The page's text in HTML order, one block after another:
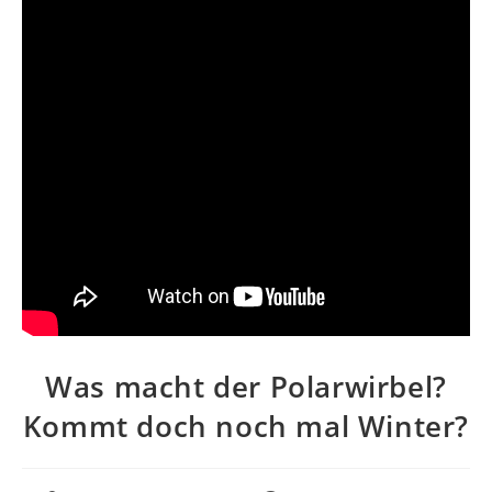
Was macht der Polarwirbel?
Kommt doch noch mal Winter?